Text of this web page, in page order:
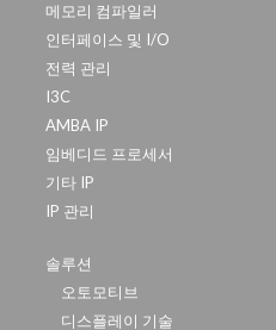
메모리 컴파일러
인터페이스 및 I/O
전력 관리
I3C
AMBA IP
임베디드 프로세서
기타 IP
IP 관리
솔루션
오토모티브
디스플레이 기술